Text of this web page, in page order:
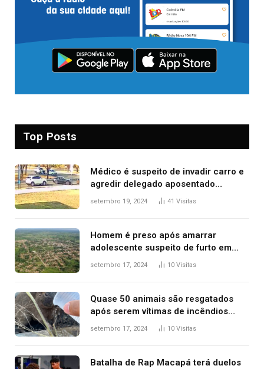
Top Posts
Médico é suspeito de invadir carro e
agredir delegado aposentado
durante confusão no trânsito
setembro 19, 2024 41 Visitas
Homem é preso após amarrar
adolescente suspeito de furto em
estaca de cerca e agredi-lo
setembro 17, 2024 10 Visitas
Quase 50 animais são resgatados
após serem vítimas de incêndios
florestais no Tocantins
setembro 17, 2024 10 Visitas
Batalha de Rap Macapá terá duelos